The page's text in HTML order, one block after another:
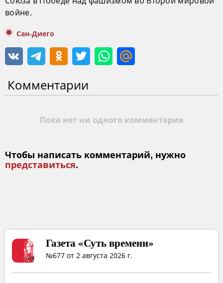
войне.
Сан-Диего
Комментарии
Пока нет ни одного комментария
Чтобы написать комментарий, нужно
представиться.
Газета «Суть времени»
№677 от 2 августа 2026 г.